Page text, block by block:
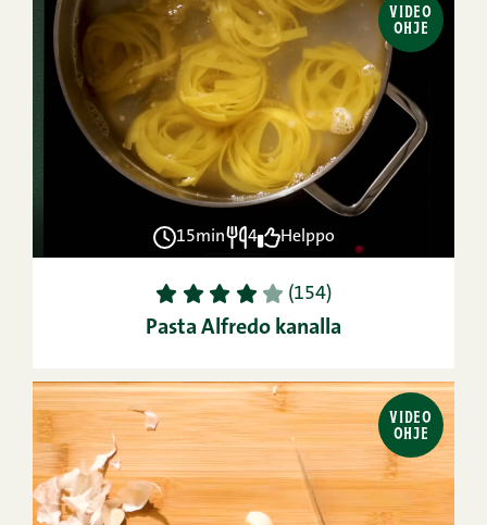
VIDEO
OHJE
15min 4 Helppo
1 2 3 4 5 (154)
Pasta Alfredo kanalla
VIDEO
OHJE